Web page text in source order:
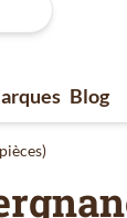
- Chocolat
forsubmenu for
Blog